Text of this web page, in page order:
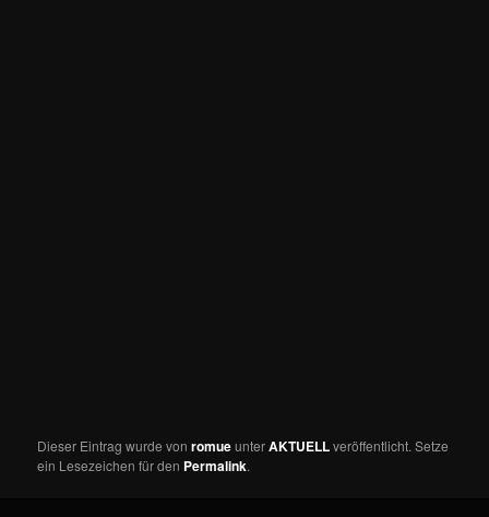
Dieser Eintrag wurde vonromueunterAKTUELLveröffentlicht. Setze
ein Lesezeichen für den Permalink.